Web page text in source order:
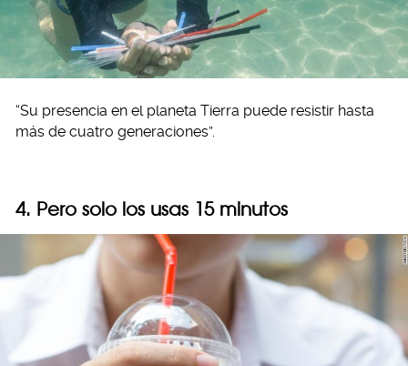
“Su presencia en el planeta Tierra puede resistir hasta
más de cuatro generaciones”.
4. Pero solo los usas 15 minutos